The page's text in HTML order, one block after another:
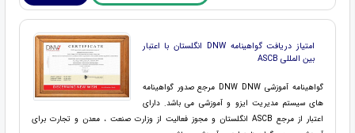
امتیاز دریافت گواهینامه DNW انگلستان با اعتبار
بین المللی ASCB
گواهینامه آموزشی DNW DNW مرجع صدور گواهینامه
های سیستم مدیریت ایزو و آموزشی می باشد. دارای
اعتبار از مرجع ASCB انگلستان و مجوز فعالیت از وزارت صنعت ، معدن و تجارت برای